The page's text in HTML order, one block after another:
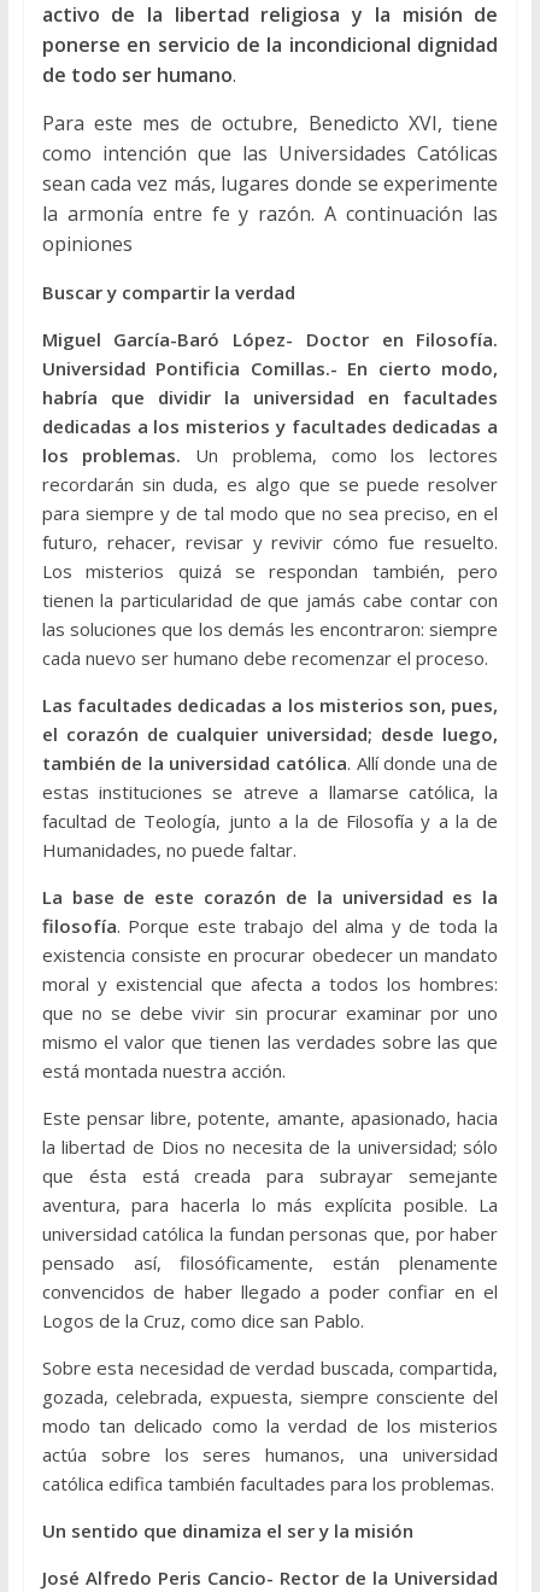
activo de la libertad religiosa y la misión de
ponerse en servicio de la incondicional dignidad
de todo ser humano.
Para este mes de octubre, Benedicto XVI, tiene
como intención que las Universidades Católicas
sean cada vez más, lugares donde se experimente
la armonía entre fe y razón. A continuación las
opiniones
Buscar y compartir la verdad
Miguel García-Baró López- Doctor en Filosofía.
Universidad Pontificia Comillas.- En cierto modo,
habría que dividir la universidad en facultades
dedicadas a los misterios y facultades dedicadas a
los problemas. Un problema, como los lectores
recordarán sin duda, es algo que se puede resolver
para siempre y de tal modo que no sea preciso, en el
futuro, rehacer, revisar y revivir cómo fue resuelto.
Los misterios quizá se respondan también, pero
tienen la particularidad de que jamás cabe contar con
las soluciones que los demás les encontraron: siempre
cada nuevo ser humano debe recomenzar el proceso.
Las facultades dedicadas a los misterios son, pues,
el corazón de cualquier universidad; desde luego,
también de la universidad católica. Allí donde una de
estas instituciones se atreve a llamarse católica, la
facultad de Teología, junto a la de Filosofía y a la de
Humanidades, no puede faltar.
La base de este corazón de la universidad es la
filosofía. Porque este trabajo del alma y de toda la
existencia consiste en procurar obedecer un mandato
moral y existencial que afecta a todos los hombres:
que no se debe vivir sin procurar examinar por uno
mismo el valor que tienen las verdades sobre las que
está montada nuestra acción.
Este pensar libre, potente, amante, apasionado, hacia
la libertad de Dios no necesita de la universidad; sólo
que ésta está creada para subrayar semejante
aventura, para hacerla lo más explícita posible. La
universidad católica la fundan personas que, por haber
pensado así, filosóficamente, están plenamente
convencidos de haber llegado a poder confiar en el
Logos de la Cruz, como dice san Pablo.
Sobre esta necesidad de verdad buscada, compartida,
gozada, celebrada, expuesta, siempre consciente del
modo tan delicado como la verdad de los misterios
actúa sobre los seres humanos, una universidad
católica edifica también facultades para los problemas.
Un sentido que dinamiza el ser y la misión
José Alfredo Peris Cancio- Rector de la Universidad